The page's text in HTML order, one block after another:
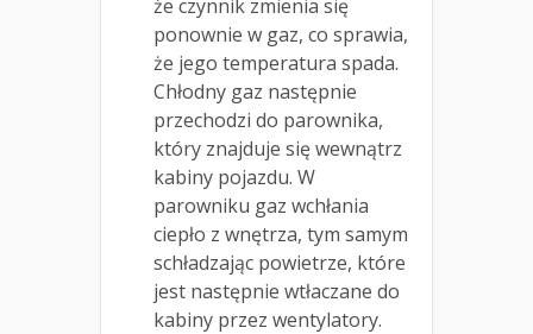
że czynnik zmienia się
ponownie w gaz, co sprawia,
że jego temperatura spada.
Chłodny gaz następnie
przechodzi do parownika,
który znajduje się wewnątrz
kabiny pojazdu. W
parowniku gaz wchłania
ciepło z wnętrza, tym samym
schładzając powietrze, które
jest następnie wtłaczane do
kabiny przez wentylatory.